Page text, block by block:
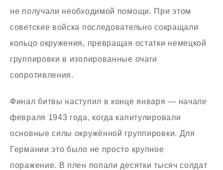
не получали необходимой помощи. При этом
советские войска последовательно сокращали
кольцо окружения, превращая остатки немецкой
группировки в изолированные очаги
сопротивления.
Финал битвы наступил в конце января — начале
февраля 1943 года, когда капитулировали
основные силы окружённой группировки. Для
Германии это было не просто крупное
поражение. В плен попали десятки тысяч солдат